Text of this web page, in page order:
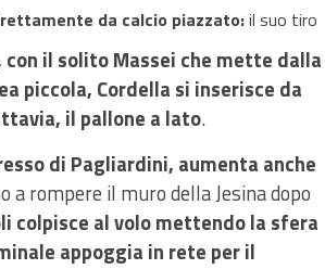
da calcio piazzato:il suo tiro
con il solito Massei che mette dalla
piccola, Cordella si inserisce da
il pallone a lato.
di Pagliardini, aumenta anche
a rompere il muro della Jesina dopo
colpisce al volo mettendo la sfera
appoggia in rete per il